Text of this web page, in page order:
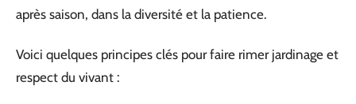
après saison, dans la diversité et la patience.
Voici quelques principes clés pour faire rimer jardinage et
respect du vivant :